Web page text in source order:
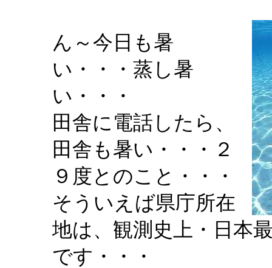
ん～今日も暑
い・・・蒸し暑
い・・・
田舎に電話したら、
田舎も暑い・・・２
９度とのこと・・・
そういえば県庁所在
地は、観測史上・日本
です・・・